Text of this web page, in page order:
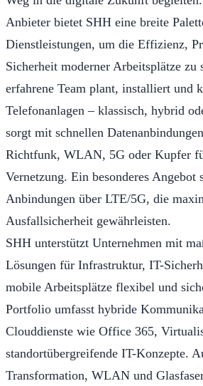
Anbieter bietet SHH eine breite
Dienstleistungen, um die Effizienz,
Sicherheit moderner Arbeitsplätze zu
erfahrene Team plant, installiert und
Telefonanlagen – klassisch, hybrid
sorgt mit schnellen
Richtfunk, WLAN, 5G oder Kupfer
Vernetzung. Ein besonderes Angebot
Anbindungen über LTE/5G, die
Ausfallsicherheit gewährleisten.
SHH unterstützt Unternehmen mit
Lösungen für Infrastruktur, IT-
mobile Arbeitsplätze flexibel und
Portfolio umfasst hybride
Clouddienste wie Office 365,
standortübergreifende IT-Konzepte.
Transformation, WLAN und